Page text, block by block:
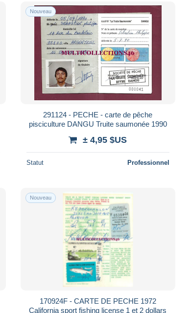
Nouveau
291124 - PECHE - carte de pêche
pisciculture DANGU Truite saumonée 1990
± 4,95 $US
Statut Professionnel
Nouveau
170924F - CARTE DE PECHE 1972
California sport fishing license 1 et 2 dollars